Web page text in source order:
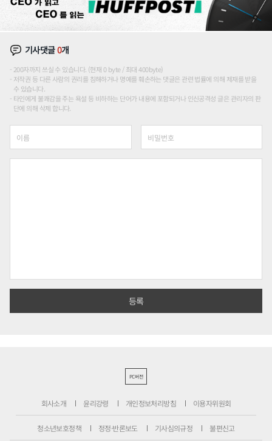
기사댓글0개
200자까지 쓰실 수 있습니다. (현재 0 byte / 최대 400byte)
저작권 등 다른 사람의 권리를 침해하거나 명예를 훼손하는 댓글은 관련 법률에 의해 제재를 받을
수 있습니다.
타인에게 불쾌감을 주는 욕설 등 비하하는 단어가 내용에 포함되거나 인신공격성 글은 관리자의 판
단에 의해 삭제 합니다.
PC버전
회사소개 윤리강령 개인정보처리방침 이용자위원회
청소년보호정책 정정·반론보도 기사심의규정 불편신고